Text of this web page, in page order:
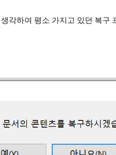
각하여 평소 가지고 있던 복구